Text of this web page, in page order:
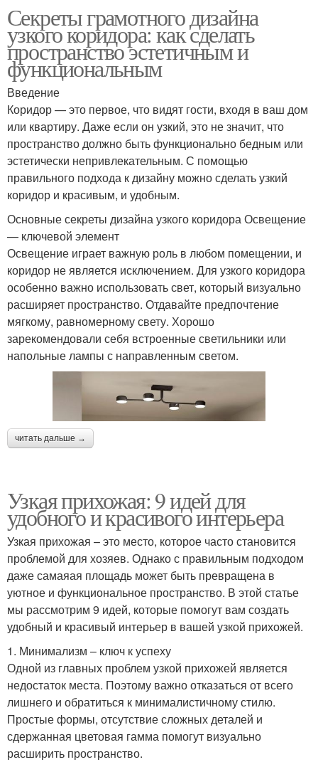
Секреты грамотного дизайна
узкого коридора: как сделать
пространство эстетичным и
функциональным
Введение
Коридор — это первое, что видят гости, входя в ваш дом
или квартиру. Даже если он узкий, это не значит, что
пространство должно быть функционально бедным или
эстетически непривлекательным. С помощью
правильного подхода к дизайну можно сделать узкий
коридор и красивым, и удобным.
Основные секреты дизайна узкого коридора Освещение
— ключевой элемент
Освещение играет важную роль в любом помещении, и
коридор не является исключением. Для узкого коридора
особенно важно использовать свет, который визуально
расширяет пространство. Отдавайте предпочтение
мягкому, равномерному свету. Хорошо
зарекомендовали себя встроенные светильники или
напольные лампы с направленным светом.
читать дальше →
Узкая прихожая: 9 идей для
удобного и красивого интерьера
Узкая прихожая – это место, которое часто становится
проблемой для хозяев. Однако с правильным подходом
даже самаяая площадь может быть превращена в
уютное и функциональное пространство. В этой статье
мы рассмотрим 9 идей, которые помогут вам создать
удобный и красивый интерьер в вашей узкой прихожей.
1. Минимализм – ключ к успеху
Одной из главных проблем узкой прихожей является
недостаток места. Поэтому важно отказаться от всего
лишнего и обратиться к минималистичному стилю.
Простые формы, отсутствие сложных деталей и
сдержанная цветовая гамма помогут визуально
расширить пространство.